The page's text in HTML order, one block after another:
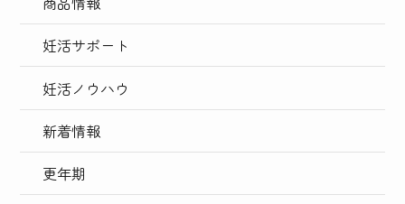
妊活サポート
妊活ノウハウ
新着情報
更年期